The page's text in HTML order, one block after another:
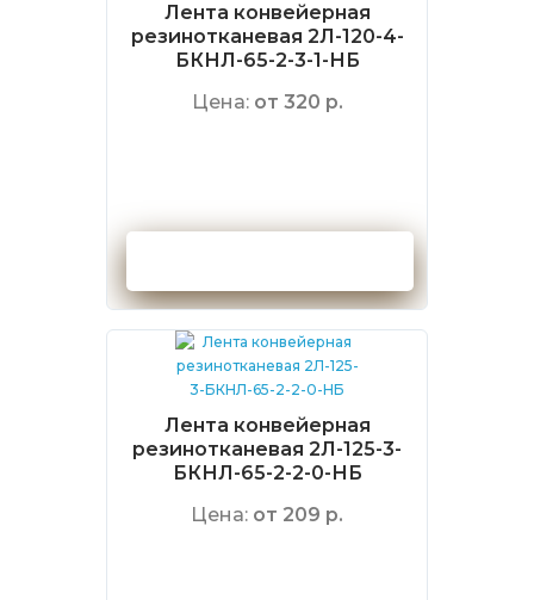
Лента конвейерная
резинотканевая 2Л-120-4-
БКНЛ-65-2-3-1-НБ
Цена: от 320 р.
Лента конвейерная
резинотканевая 2Л-125-3-
БКНЛ-65-2-2-0-НБ
Цена: от 209 р.